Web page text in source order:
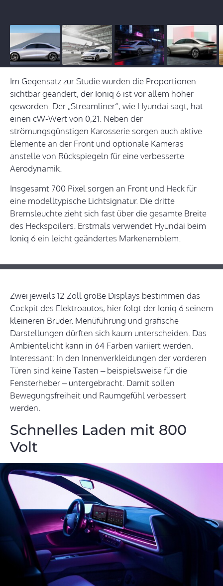
Im Gegensatz zur Studie wurden die Proportionen
sichtbar geändert, der Ioniq 6 ist vor allem höher
geworden. Der „Streamliner“, wie Hyundai sagt, hat
einen cW-Wert von 0,21. Neben der
strömungsgünstigen Karosserie sorgen auch aktive
Elemente an der Front und optionale Kameras
anstelle von Rückspiegeln für eine verbesserte
Aerodynamik.
Insgesamt 700 Pixel sorgen an Front und Heck für
eine modelltypische Lichtsignatur. Die dritte
Bremsleuchte zieht sich fast über die gesamte Breite
des Heckspoilers. Erstmals verwendet Hyundai beim
Ioniq 6 ein leicht geändertes Markenemblem.
Zwei jeweils 12 Zoll große Displays bestimmen das
Cockpit des Elektroautos, hier folgt der Ioniq 6 seinem
kleineren Bruder. Menüführung und grafische
Darstellungen dürften sich kaum unterscheiden. Das
Ambientelicht kann in 64 Farben variiert werden.
Interessant: In den Innenverkleidungen der vorderen
Türen sind keine Tasten – beispielsweise für die
Fensterheber – untergebracht. Damit sollen
Bewegungsfreiheit und Raumgefühl verbessert
werden.
Schnelles Laden mit 800
Volt